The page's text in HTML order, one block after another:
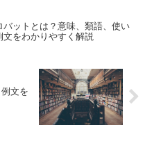
バットとは？意味、類語、使い
文をわかりやすく解説
文を